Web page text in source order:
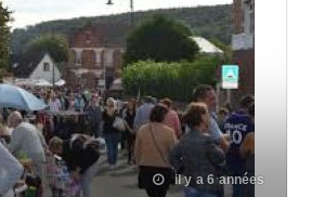
il y a 6 années